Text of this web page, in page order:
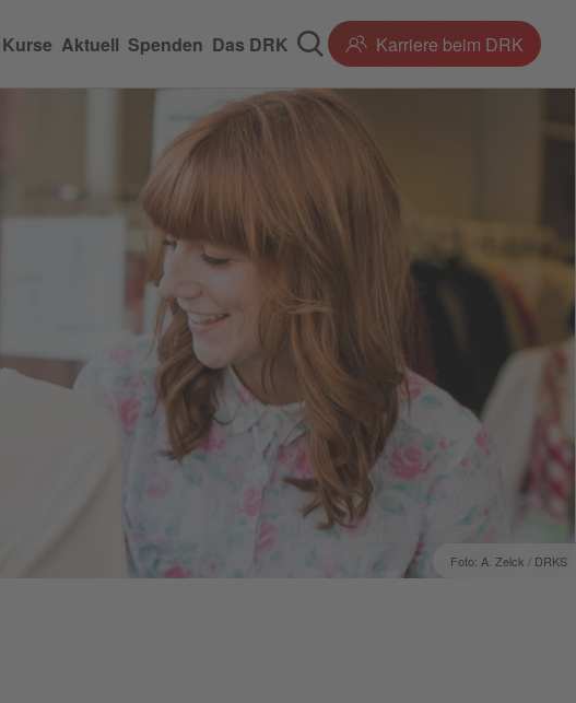
Kurse Aktuell Spenden Das DRK Karriere beim DRK
Foto: A. Zelck / DRKS